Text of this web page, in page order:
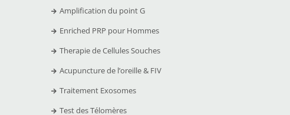
Amplification du point G
Enriched PRP pour Hommes
Therapie de Cellules Souches
Acupuncture de l’oreille & FIV
Traitement Exosomes
Test des Télomères